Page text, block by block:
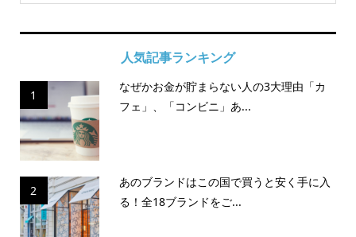
人気記事ランキング
1
なぜかお金が貯まらない人の3大理由「カ
フェ」、「コンビニ」あ...
2
あのブランドはこの国で買うと安く手に入
る！全18ブランドをご...